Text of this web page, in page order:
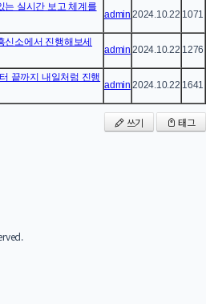
는 실시간 보고 체계를
admin 2024.10.22 1071
신소에서 진행해보세
admin 2024.10.22 1276
끝까지 내일처럼 진행
admin 2024.10.22 1641
쓰기 태그